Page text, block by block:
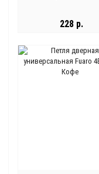
228 р.